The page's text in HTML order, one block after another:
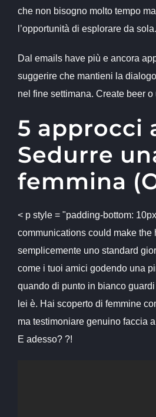
che non bisogno molto tempo
l’opportunità di esplorare da sola.
Dal emails have più e ancora
suggerire che mantieni la
nel fine settimana. Create beer
5 approcci
Sedurre
femmina
< p style = "padding-bottom:
communications could make the
semplicemente uno standard
come i tuoi amici godendo una
quando di punto in bianco
lei è. Hai scoperto di femmine
ma testimoniare genuino faccia
E adesso? ?!